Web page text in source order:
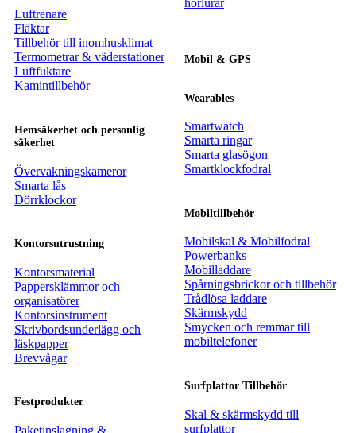
Luftrenare
Fläktar
Tillbehör till inomhusklimat
Termometrar & väderstationer
Luftfuktare
Kamintillbehör
Hemsäkerhet och personlig
säkerhet
Övervakningskameror
Smarta lås
Dörrklockor
Kontorsutrustning
Kontorsmaterial
Pappersklämmor och
organisatörer
Kontorsinstrument
Skrivbordsunderlägg och
läskpapper
Brevvågar
Festprodukter
Paketinslagning &
hörlurar
Mobil & GPS
Wearables
Smartwatch
Smarta ringar
Smarta glasögon
Smartklockfodral
Mobiltillbehör
Mobilskal & Mobilfodral
Powerbanks
Mobilladdare
Spårningsbrickor och tillbehör
Trådlösa laddare
Skärmskydd
Smycken och remmar till
mobiltelefoner
Surfplattor Tillbehör
Skal & skärmskydd till
surfplattor